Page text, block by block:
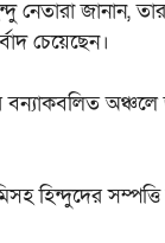
নেতারা জানান,
চেয়েছেন।
অঞ্চলে
হিন্দুদের